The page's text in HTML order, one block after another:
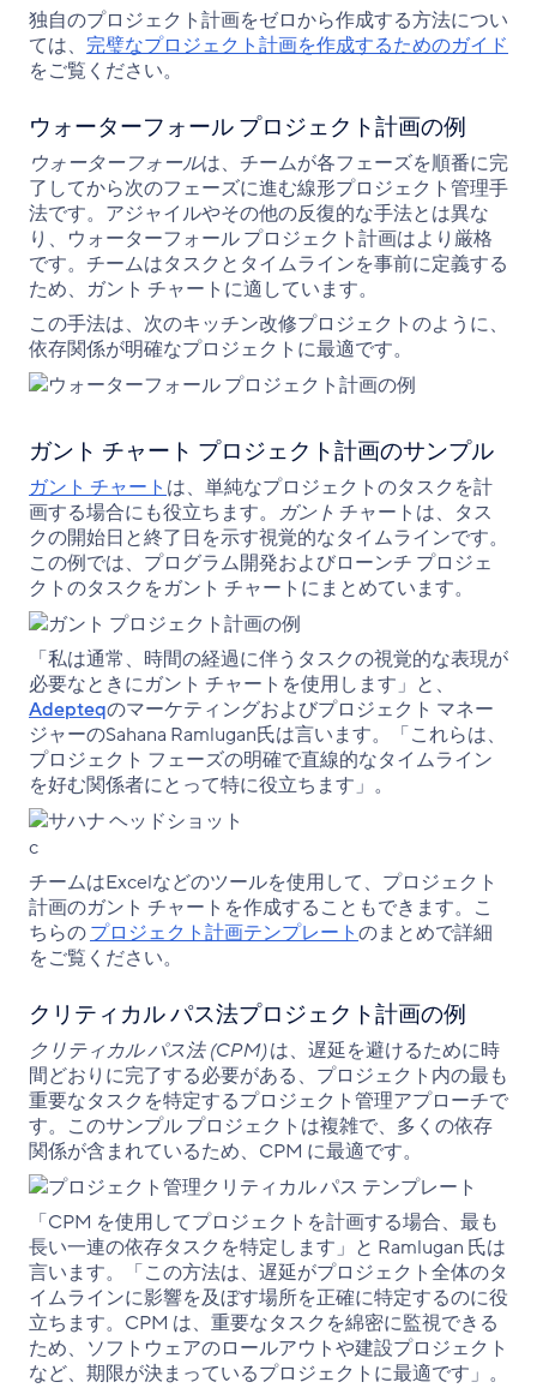
独自のプロジェクト計画をゼロから作成する方法につい
ては、 完璧なプロジェクト計画を作成するためのガイド
をご覧ください。
ウォーターフォール プロジェクト計画の例
ウォーターフォールは、チームが各フェーズを順番に完
了してから次のフェーズに進む線形プロジェクト管理手
法です。アジャイルやその他の反復的な手法とは異な
り、ウォーターフォール プロジェクト計画はより厳格
です。チームはタスクとタイムラインを事前に定義する
ため、ガント チャートに適しています。
この手法は、次のキッチン改修プロジェクトのように、
依存関係が明確なプロジェクトに最適です。
ガント チャート プロジェクト計画のサンプル
ガント チャート は、単純なプロジェクトのタスクを計
画する場合にも役立ちます。 ガント チャートは、タス
クの開始日と終了日を示す視覚的なタイムラインです。
この例では、プログラム開発およびローンチ プロジェ
クトのタスクをガント チャートにまとめています。
「私は通常、時間の経過に伴うタスクの視覚的な表現が
必要なときにガント チャートを使用します」と、
Adepteqのマーケティングおよびプロジェクト マネー
ジャーのSahana Ramlugan氏は言います。「これらは、
プロジェクト フェーズの明確で直線的なタイムライン
を好む関係者にとって特に役立ちます」。
チームはExcelなどのツールを使用して、プロジェクト
計画のガント チャートを作成することもできます。こ
ちらのプロジェクト計画テンプレートのまとめで詳細
をご覧ください。
クリティカル パス法プロジェクト計画の例
クリティカル パス法 (CPM)は、遅延を避けるために時
間どおりに完了する必要がある、プロジェクト内の最も
重要なタスクを特定するプロジェクト管理アプローチで
す。このサンプル プロジェクトは複雑で、多くの依存
関係が含まれているため、CPM に最適です。
「CPM を使用してプロジェクトを計画する場合、最も
長い一連の依存タスクを特定します」と Ramlugan 氏は
言います。「この方法は、遅延がプロジェクト全体のタ
イムラインに影響を及ぼす場所を正確に特定するのに役
立ちます。CPM は、重要なタスクを綿密に監視できる
ため、ソフトウェアのロールアウトや建設プロジェクト
など、期限が決まっているプロジェクトに最適です」。